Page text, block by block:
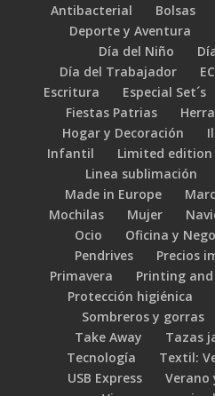
Antibacterial Bolsas
Deporte y Aventura
Día del Niño
Día del Trabajador
Escritura
Especial Set´s
Fiestas Patrias
Hogar y Decoración
Infantil
Limited edition
Linea sublimación
Made in Europe
Mochilas
Mujer
Ocio
Oficina y
Pendrives
Precios
Primavera
Printing and
Protección higiénica
Sombreros y gorras
Take Away
Tazas
Tecnología
Textil:
USB Express
Verano